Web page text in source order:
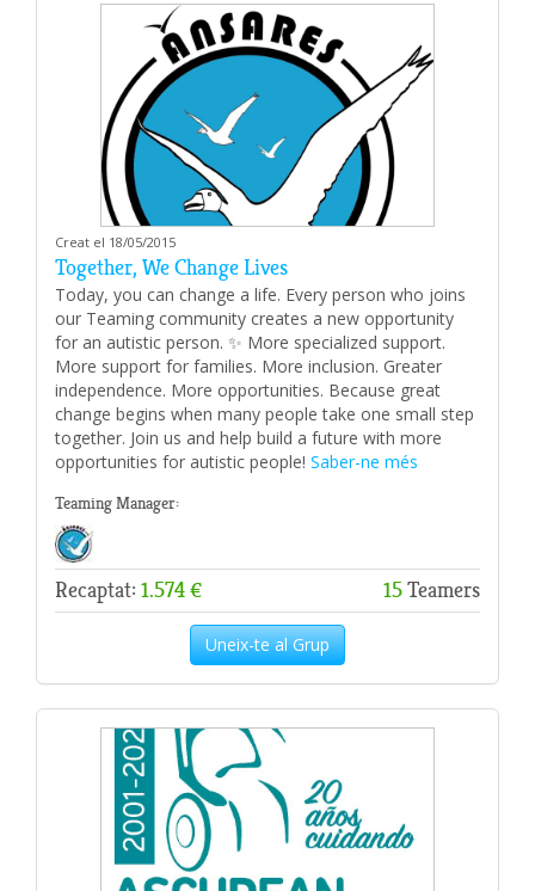
Creat el 18/05/2015
Together, We Change Lives
Today, you can change a life. Every person who joins
our Teaming community creates a new opportunity
for an autistic person. ✨ More specialized support. ‍‍
More support for families. More inclusion. Greater
independence. More opportunities. Because great
change begins when many people take one small step
together. Join us and help build a future with more
opportunities for autistic people! Saber-ne més
Teaming Manager:
Recaptat: 1.574 € 15Teamers
Uneix-te al Grup